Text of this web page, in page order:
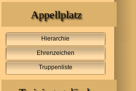
Appellplatz
Hierarchie
Ehrenzeichen
Truppenliste